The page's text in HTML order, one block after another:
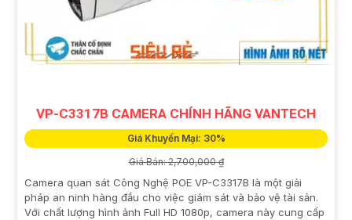
VP-C3317B CAMERA CHÍNH HÃNG VANTECH
Giá Khuyến Mại: 30%
Giá Bán: 2,700,000 ₫
Camera quan sát Công Nghệ POE VP-C3317B là một giải
pháp an ninh hàng đầu cho việc giám sát và bảo vệ tài sản.
Với chất lượng hình ảnh Full HD 1080p, camera này cung cấp